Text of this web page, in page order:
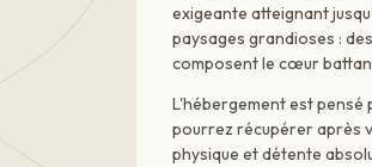
exigeante atteignant
paysages grandioses :
composent le cœur
L'hébergement est pensé
pourrez récupérer après
physique et détente